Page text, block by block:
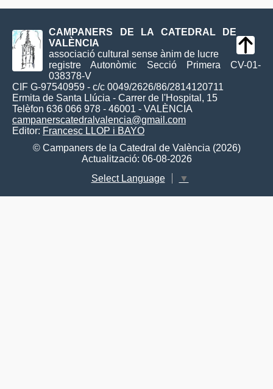
CAMPANERS DE LA CATEDRAL DE
VALÈNCIA
associació cultural sense ànim de lucre
registre Autonòmic Secció Primera CV-01-
038378-V
CIF G-97540959 - c/c 0049/2626/86/2814120711
Ermita de Santa Llúcia - Carrer de l'Hospital, 15
Telèfon 636 066 978 - 46001 - VALÈNCIA
campanerscatedralvalencia@gmail.com
Editor: Francesc LLOP i BAYO
© Campaners de la Catedral de València (2026)
Actualització: 06-08-2026
Select Language
▼